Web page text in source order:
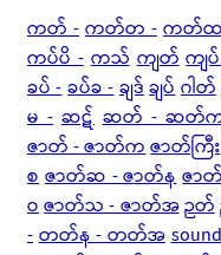
ကတ် - ကတ်တ - ကတ်
ကပ်ပိ - ကသ် ကျတ် ကျ
ခပ် -ခပ်ခ -ချဒ်ချပ်ဂါတ်
မ - ဆဋ် ဆတ် - ဆတ်
ဇာတ် - ဇာတ်ကဇာတ်ကြီး
စဇာတ်ဆ - ဇာတ်နဇာ
ဝဇာတ်သ - ဇာတ်အဉတ်
-တတ်န - တတ်အ